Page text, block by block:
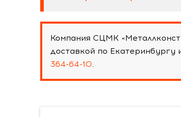
Компания СЦМК
доставкой по
364-64-10.